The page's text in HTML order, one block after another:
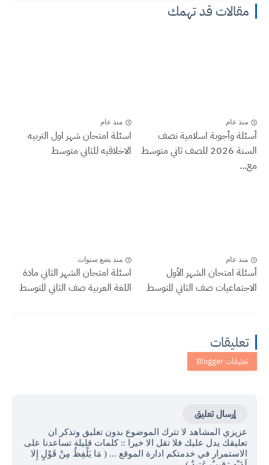
مقالات قد تهمك
منذ عام
أسئلة وأجوبة اسلامية نصف
السنة 2026 للصف ثاني متوسط
مع...
منذ عام
اسئلة امتحان شهر اول التربيه
الاخلاقيه للثاني متوسط
منذ عام
أسئلة امتحان الشهر الأول
الاجتماعيات صف الثاني المتوسط
منذ بضع سنوات
اسئلة امتحان الشهر الثاني مادة
اللغة العربية صف الثاني المتوسط
تعليقات
إرسال تعليق
عزيزي المشاهد لا تترك الموضوع بدون تعليق وتذكر ان
تعليقك يدل عليك فلا تقل الا خيرا :: كلمات قليلة تساعدنا على
الاستمرار في خدمتكم ادارة الموقع ... ( مَا يَلْفِظُ مِنْ قَوْلٍ إِلا